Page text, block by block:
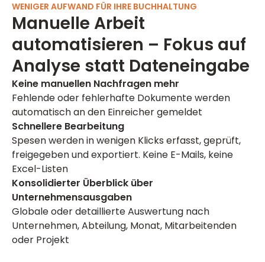
WENIGER AUFWAND FÜR IHRE BUCHHALTUNG
Manuelle Arbeit
automatisieren – Fokus auf
Analyse statt Dateneingabe
Keine manuellen Nachfragen mehr
Fehlende oder fehlerhafte Dokumente werden
automatisch an den Einreicher gemeldet
Schnellere Bearbeitung
Spesen werden in wenigen Klicks erfasst, geprüft,
freigegeben und exportiert. Keine E-Mails, keine
Excel-Listen
Konsolidierter Überblick über
Unternehmensausgaben
Globale oder detaillierte Auswertung nach
Unternehmen, Abteilung, Monat, Mitarbeitenden
oder Projekt